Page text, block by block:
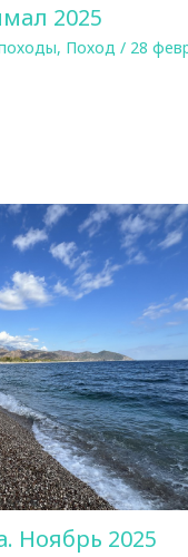
2025
, Поход / 28
Ноябрь 2025